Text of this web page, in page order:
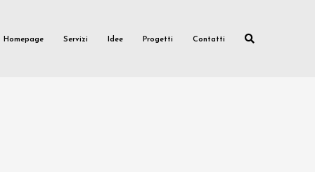
Homepage Servizi Idee Progetti Contatti